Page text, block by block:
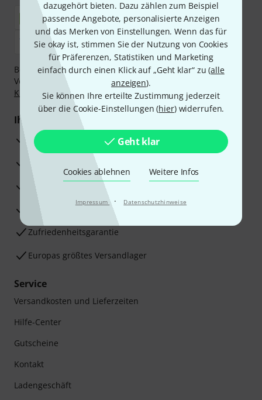
dazugehört bieten. Dazu zählen zum Beispiel
passende Angebote, personalisierte Anzeigen
und das Merken von Einstellungen. Wenn das für
Sie okay ist, stimmen Sie der Nutzung von Cookies
für Präferenzen, Statistiken und Marketing
einfach durch einen Klick auf „Geht klar“ zu (alle
anzeigen).
Sie können Ihre erteilte Zustimmung jederzeit
über die Cookie-Einstellungen (hier) widerrufen.
Geht klar
Cookies ablehnen Weitere Infos
Impressum · Datenschutzhinweise
Bezahlen Sie vertraulich und sicher per Nachnahme,
Vorkasse, PayPal, Amazon Pay,Klarna Sofort bezahlen
Klarna Ratenzahlungoder Kreditkarte.
Ihre Vorteile
3 Jahre Thomann Garantie
30 Tage Money-Back-Garantie
Reparaturservice
Beratung durch Fachexperten
Zufriedenheitsgarantie
Europas größtes Versandlager
Service
Versandkosten und Lieferzeiten
Hilfe-Center
Gutscheine
Kontakt
Ladengeschäft